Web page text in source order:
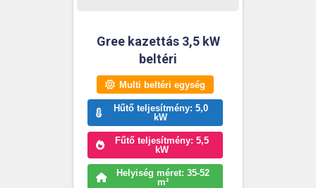
Gree kazettás 3,5 kW
beltéri
Multi beltéri egység
Hűtő teljesítmény: 5,0
kW
Fűtő teljesítmény: 5,5
kW
Helyiség méret: 35-52
m²